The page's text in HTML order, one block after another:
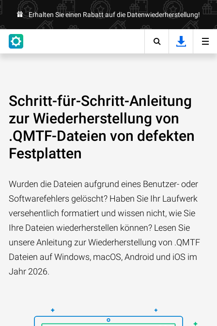
Erhalten Sie einen Rabatt auf die Datenwiederherstellung!
Schritt-für-Schritt-Anleitung
zur Wiederherstellung von
.QMTF-Dateien von defekten
Festplatten
Wurden die Dateien aufgrund eines Benutzer- oder
Softwarefehlers gelöscht? Haben Sie Ihr Laufwerk
versehentlich formatiert und wissen nicht, wie Sie
Ihre Dateien wiederherstellen können? Lesen Sie
unsere Anleitung zur Wiederherstellung von .QMTF
Dateien auf Windows, macOS, Android und iOS im
Jahr 2026.